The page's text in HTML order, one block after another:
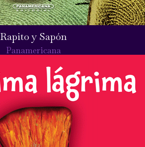
Rapito y Sapón
Panamericana